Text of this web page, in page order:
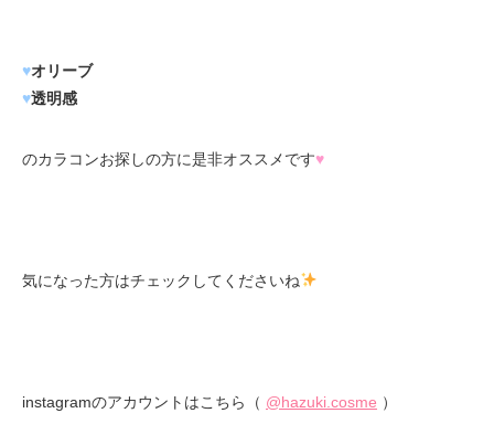
♥オリーブ
♥透明感
のカラコンお探しの方に是非オススメです♥️
気になった方はチェックしてくださいね
instagramのアカウントはこちら（ @hazuki.cosme ）